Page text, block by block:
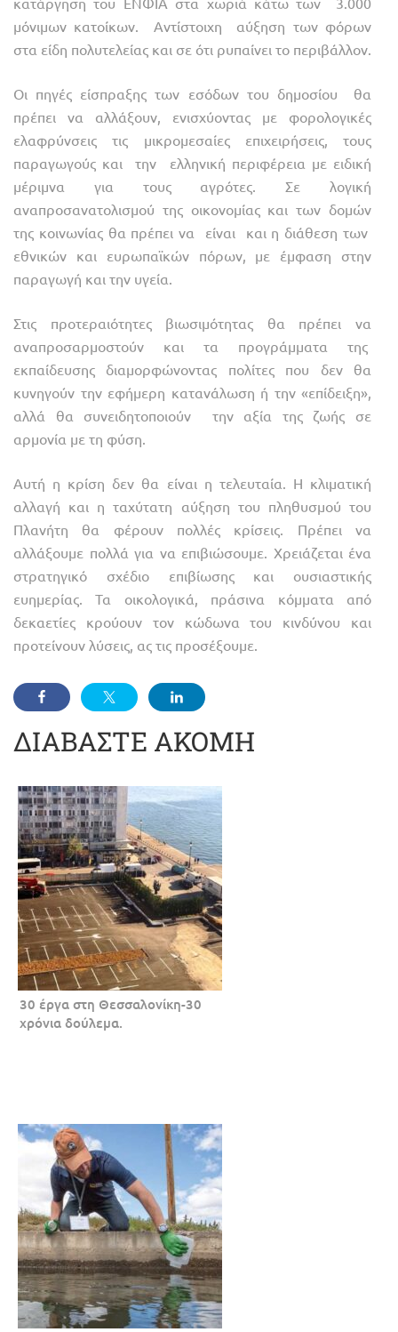
μόνιμων κατοίκων. Αντίστοιχη αύξηση των φόρων
στα είδη πολυτελείας και σε ότι ρυπαίνει το περιβάλλον.
Οι πηγές είσπραξης των εσόδων του δημοσίου θα
πρέπει να αλλάξουν, ενισχύοντας με φορολογικές
ελαφρύνσεις τις μικρομεσαίες επιχειρήσεις, τους
παραγωγούς και την ελληνική περιφέρεια με ειδική
μέριμνα για τους αγρότες. Σε λογική
αναπροσανατολισμού της οικονομίας και των δομών
της κοινωνίας θα πρέπει να είναι και η διάθεση των
εθνικών και ευρωπαϊκών πόρων, με έμφαση στην
παραγωγή και την υγεία.
Στις προτεραιότητες βιωσιμότητας θα πρέπει να
αναπροσαρμοστούν και τα προγράμματα της
εκπαίδευσης διαμορφώνοντας πολίτες που δεν θα
κυνηγούν την εφήμερη κατανάλωση ή την «επίδειξη»,
αλλά θα συνειδητοποιούν την αξία της ζωής σε
αρμονία με τη φύση.
Αυτή η κρίση δεν θα είναι η τελευταία. Η κλιματική
αλλαγή και η ταχύτατη αύξηση του πληθυσμού του
Πλανήτη θα φέρουν πολλές κρίσεις. Πρέπει να
αλλάξουμε πολλά για να επιβιώσουμε. Χρειάζεται ένα
στρατηγικό σχέδιο επιβίωσης και ουσιαστικής
ευημερίας. Τα οικολογικά, πράσινα κόμματα από
δεκαετίες κρούουν τον κώδωνα του κινδύνου και
προτείνουν λύσεις, ας τις προσέξουμε.
ΔΙΑΒΑΣΤΕ ΑΚΟΜΗ
30 έργα στη Θεσσαλονίκη-30
χρόνια δούλεμα.